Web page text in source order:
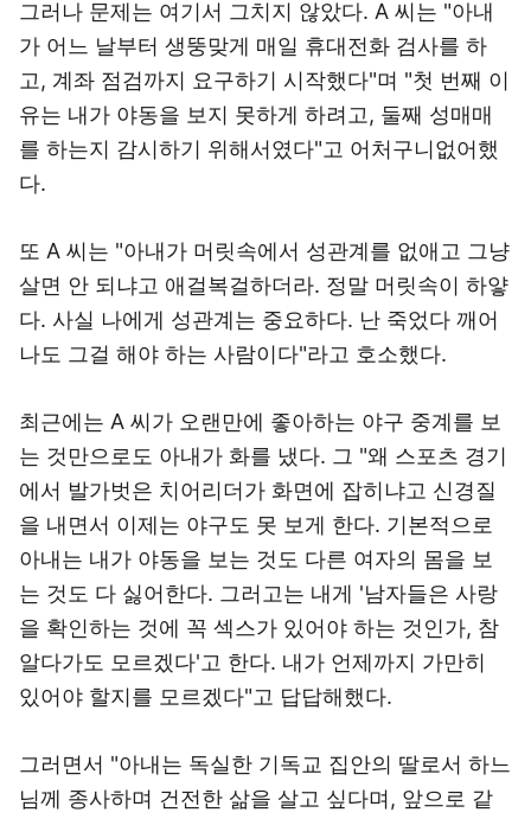
그러나 문제는 여기서 그치지 않았다. A 씨는 "아내
가 어느 날부터 생뚱맞게 매일 휴대전화 검사를 하
고, 계좌 점검까지 요구하기 시작했다"며 "첫 번째 이
유는 내가 야동을 보지 못하게 하려고, 둘째 성매매
를 하는지 감시하기 위해서였다"고 어처구니없어했
다.
또 A 씨는 "아내가 머릿속에서 성관계를 없애고 그냥
살면 안 되냐고 애걸복걸하더라. 정말 머릿속이 하얗
다. 사실 나에게 성관계는 중요하다. 난 죽었다 깨어
나도 그걸 해야 하는 사람이다"라고 호소했다.
최근에는 A 씨가 오랜만에 좋아하는 야구 중계를 보
는 것만으로도 아내가 화를 냈다. 그 "왜 스포츠 경기
에서 발가벗은 치어리더가 화면에 잡히냐고 신경질
을 내면서 이제는 야구도 못 보게 한다. 기본적으로
아내는 내가 야동을 보는 것도 다른 여자의 몸을 보
는 것도 다 싫어한다. 그러고는 내게 '남자들은 사랑
을 확인하는 것에 꼭 섹스가 있어야 하는 것인가, 참
알다가도 모르겠다'고 한다. 내가 언제까지 가만히
있어야 할지를 모르겠다"고 답답해했다.
그러면서 "아내는 독실한 기독교 집안의 딸로서 하느
님께 종사하며 건전한 삶을 살고 싶다며, 앞으로 같